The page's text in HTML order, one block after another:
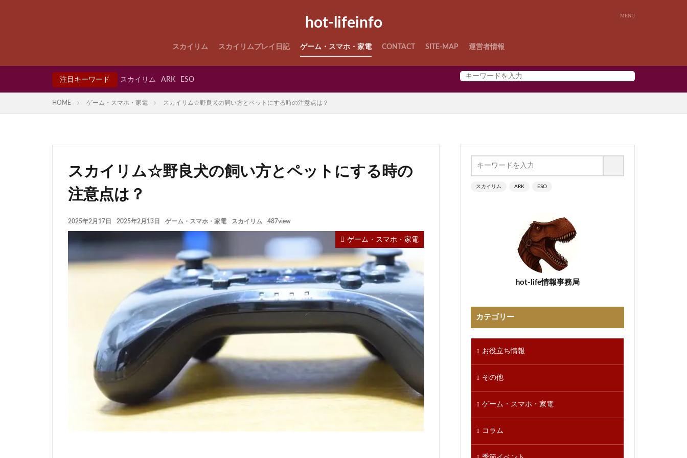
hot-lifeinfo
スカイリム スカイリムプレイ日記 ゲーム・スマホ・家電 CONTACT SITE-MAP 運営者情報
注目キーワード スカイリム ARK ESO
HOME ゲーム・スマホ・家電 スカイリム☆野良犬の飼い方とペットにする時の注意点は？
スカイリム☆野良犬の飼い方とペットにする時の
注意点は？
2025年2月17日 2025年2月13日 ゲーム・スマホ・家電 スカイリム 487view
ゲーム・スマホ・家電
スカイリム ARK ESO
hot-life情報事務局
カテゴリー
お役立ち情報
その他
ゲーム・スマホ・家電
コラム